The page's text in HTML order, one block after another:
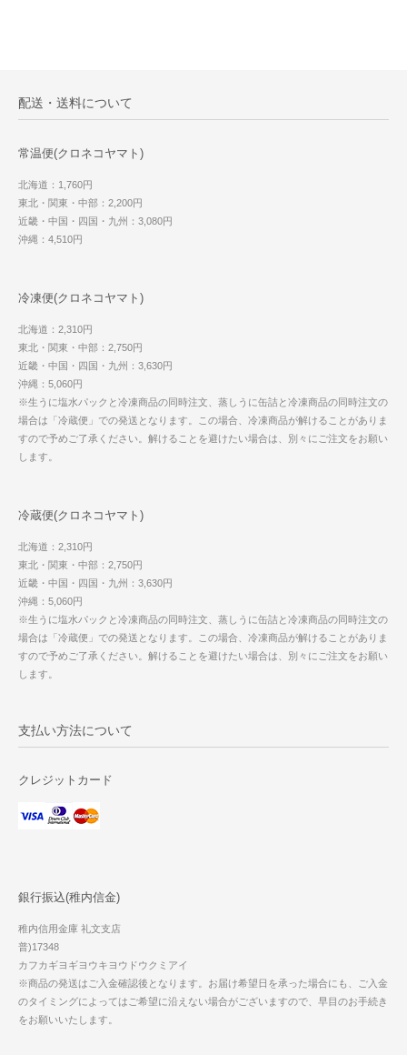
配送・送料について
常温便(クロネコヤマト)
北海道：1,760円
東北・関東・中部：2,200円
近畿・中国・四国・九州：3,080円
沖縄：4,510円
冷凍便(クロネコヤマト)
北海道：2,310円
東北・関東・中部：2,750円
近畿・中国・四国・九州：3,630円
沖縄：5,060円
※生うに塩水パックと冷凍商品の同時注文、蒸しうに缶詰と冷凍商品の同時注文の
場合は「冷蔵便」での発送となります。この場合、冷凍商品が解けることがありま
すので予めご了承ください。解けることを避けたい場合は、別々にご注文をお願い
します。
冷蔵便(クロネコヤマト)
北海道：2,310円
東北・関東・中部：2,750円
近畿・中国・四国・九州：3,630円
沖縄：5,060円
※生うに塩水パックと冷凍商品の同時注文、蒸しうに缶詰と冷凍商品の同時注文の
場合は「冷蔵便」での発送となります。この場合、冷凍商品が解けることがありま
すので予めご了承ください。解けることを避けたい場合は、別々にご注文をお願い
します。
支払い方法について
クレジットカード
銀行振込(稚内信金)
稚内信用金庫 礼文支店
普)17348
カフカギヨギヨウキヨウドウクミアイ
※商品の発送はご入金確認後となります。お届け希望日を承った場合にも、ご入金
のタイミングによってはご希望に沿えない場合がございますので、早目のお手続き
をお願いいたします。